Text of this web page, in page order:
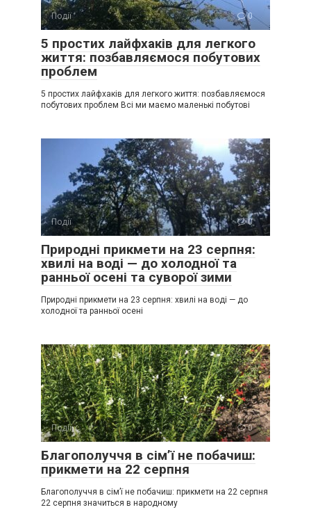
Події 0
5 простих лайфхаків для легкого
життя: позбавляємося побутових
проблем
5 простих лайфхаків для легкого життя: позбавляємося
побутових проблем Всі ми маємо маленькі побутові
Події 0
Природні прикмети на 23 серпня:
хвилі на воді — до холодної та
ранньої осені та суворої зими
Природні прикмети на 23 серпня: хвилі на воді — до
холодної та ранньої осені
Події 0
Благополуччя в сім’ї не побачиш:
прикмети на 22 серпня
Благополуччя в сім’ї не побачиш: прикмети на 22 серпня
22 серпня значиться в народному